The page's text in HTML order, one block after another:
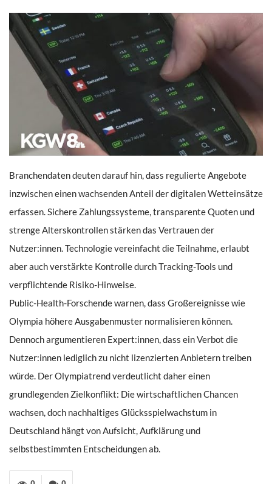
Branchendaten deuten darauf hin, dass regulierte Angebote
inzwischen einen wachsenden Anteil der digitalen Wetteinsätze
erfassen. Sichere Zahlungssysteme, transparente Quoten und
strenge Alterskontrollen stärken das Vertrauen der
Nutzer:innen. Technologie vereinfacht die Teilnahme, erlaubt
aber auch verstärkte Kontrolle durch Tracking-Tools und
verpflichtende Risiko-Hinweise.
Public-Health-Forschende warnen, dass Großereignisse wie
Olympia höhere Ausgabenmuster normalisieren können.
Dennoch argumentieren Expert:innen, dass ein Verbot die
Nutzer:innen lediglich zu nicht lizenzierten Anbietern treiben
würde. Der Olympiatrend verdeutlicht daher einen
grundlegenden Zielkonflikt: Die wirtschaftlichen Chancen
wachsen, doch nachhaltiges Glücksspielwachstum in
Deutschland hängt von Aufsicht, Aufklärung und
selbstbestimmten Entscheidungen ab.